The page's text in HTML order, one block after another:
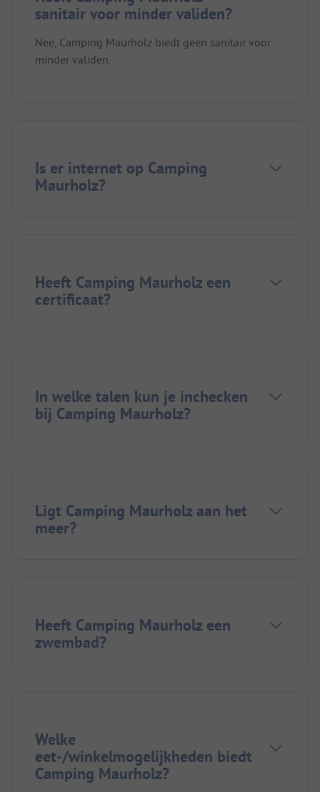
sanitair voor minder validen?
Nee, Camping Maurholz biedt geen sanitair voor
minder validen.
Is er internet op Camping
Maurholz?
Heeft Camping Maurholz een
certificaat?
In welke talen kun je inchecken
bij Camping Maurholz?
Ligt Camping Maurholz aan het
meer?
Heeft Camping Maurholz een
zwembad?
Welke
eet-/winkelmogelijkheden biedt
Camping Maurholz?